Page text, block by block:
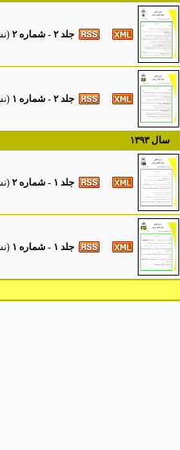
جلد ۲ - شماره ۲ (
جلد ۲ - شماره ۱ (
سال ۱۳۹۳
جلد ۱ - شماره ۲ (
جلد ۱ - شماره ۱ (